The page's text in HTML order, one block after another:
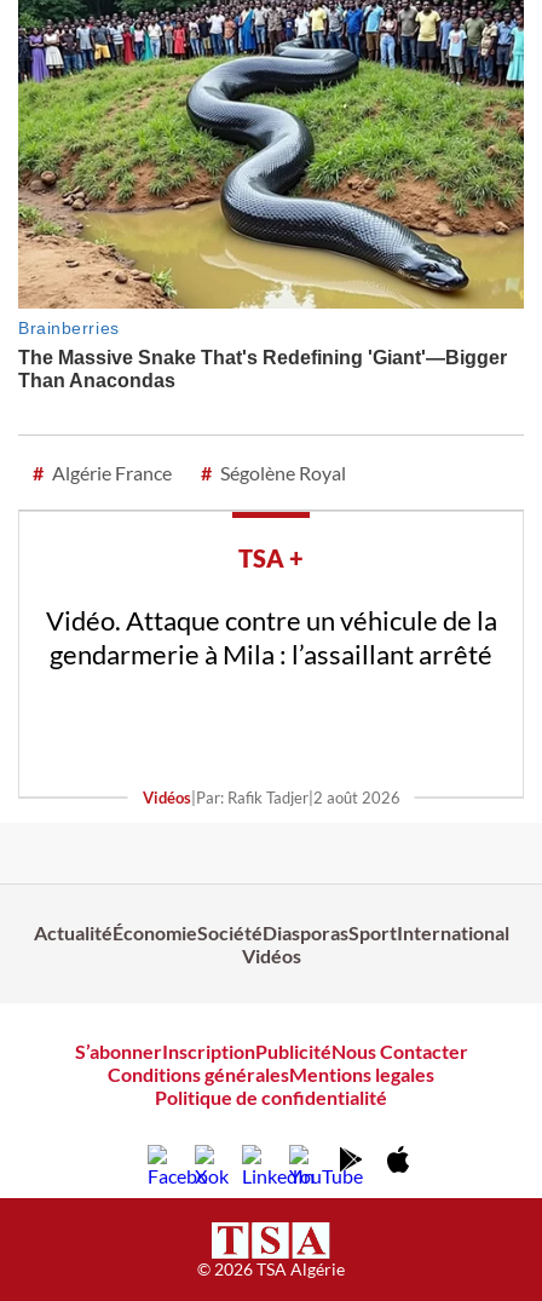
# Algérie France # Ségolène Royal
TSA +
Vidéo. Attaque contre un véhicule de la
gendarmerie à Mila : l’assaillant arrêté
Vidéos| Par: Rafik Tadjer| 2 août 2026
ActualitéÉconomieSociétéDiasporasSportInternational
Vidéos
S’abonnerInscriptionPublicitéNous Contacter
Conditions généralesMentions legales
Politique de confidentialité
© 2026 TSA Algérie